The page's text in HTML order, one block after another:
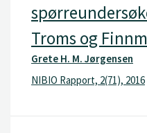
Troms og
Grete H. M. Jørgensen
NIBIO Rapport, 2(71), 2016